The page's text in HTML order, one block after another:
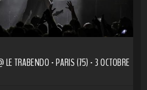
LE TRABENDO - PARIS (75) - 3 OCTOBRE